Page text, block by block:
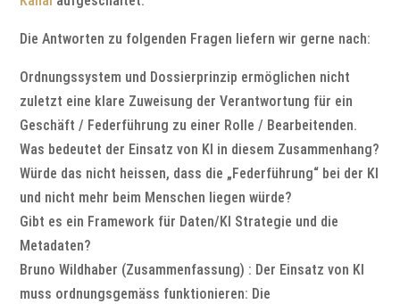
Die Antworten zu folgenden Fragen liefern wir gerne nach:
Ordnungssystem und Dossierprinzip ermöglichen nicht
zuletzt eine klare Zuweisung der Verantwortung für ein
Geschäft / Federführung zu einer Rolle / Bearbeitenden. ​​
Was bedeutet der Einsatz von KI in diesem Zusammenhang?
Würde das nicht heissen, dass die „Federführung“ bei der KI
und nicht mehr beim Menschen liegen würde?
Gibt es ein Framework für Daten/KI Strategie und die
Metadaten?
Bruno Wildhaber (Zusammenfassung) : Der Einsatz von KI
muss ordnungsgemäss funktionieren: Die